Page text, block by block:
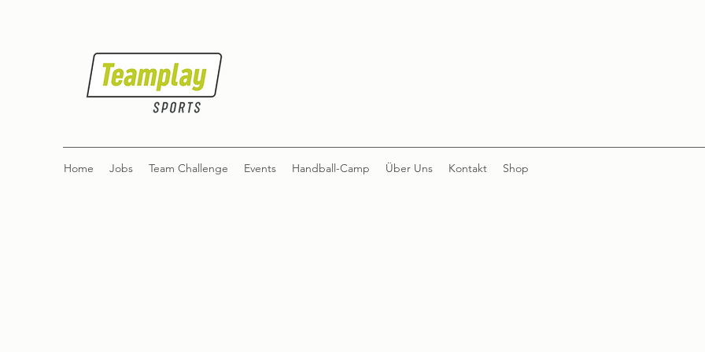
Home Jobs Team Challenge Events Handball-Camp Über Uns Kontakt Shop